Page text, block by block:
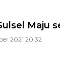
Maju
2021 20:32